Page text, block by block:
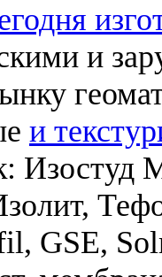
и
и
Изостуд
GSE,